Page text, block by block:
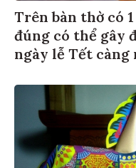
Trên bàn thờ có
đúng có thể gây
ngày lễ Tết